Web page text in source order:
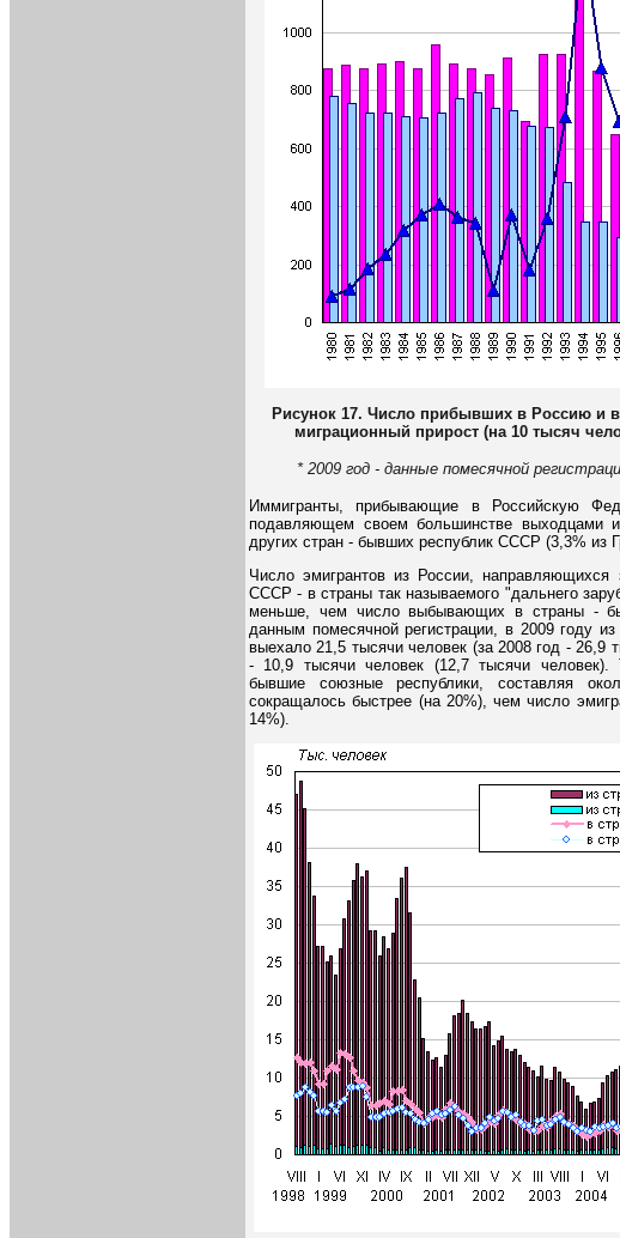
Рисунок 17. Число прибывших в Россию и
миграционный прирост (на 10 тысяч
* 2009 год - данные помесячной
Иммигранты, прибывающие в Российскую
подавляющем своем большинстве выходцами
других стран - бывших республик СССР (3,3% из
Число эмигрантов из России,
СССР - в страны так называемого "дальнего
меньше, чем число выбывающих в страны -
данным помесячной регистрации, в 2009 году
выехало 21,5 тысячи человек (за 2008 год - 26,9
- 10,9 тысячи человек (12,7 тысячи
бывшие союзные республики, составляя
сокращалось быстрее (на 20%), чем число
14%).